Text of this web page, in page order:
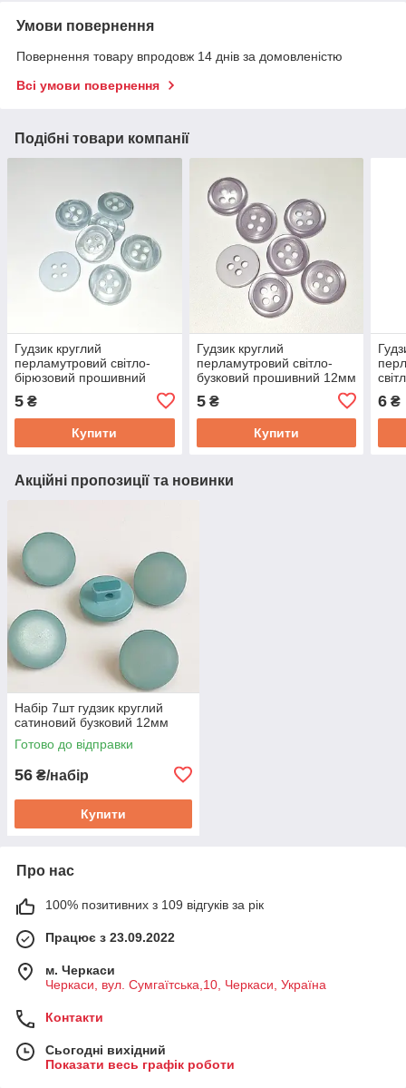
Умови повернення
Повернення товару впродовж 14 днів за домовленістю
Всі умови повернення
Подібні товари компанії
Гудзик круглий
перламутровий світло-
бірюзовий прошивний
5 ₴
Купити
Гудзик круглий
перламутровий світло-
бузковий прошивний 12мм
5₴
Купити
6 ₴
Акційні пропозиції та новинки
Набір 7шт гудзик круглий
сатиновий бузковий 12мм
Готово до відправки
56 ₴/набір
Купити
Про нас
100% позитивних з 109 відгуків за рік
Працює з 23.09.2022
м. Черкаси
Черкаси, вул. Сумгаїтська,10, Черкаси, Україна
Контакти
Сьогодні вихідний
Показати весь графік роботи